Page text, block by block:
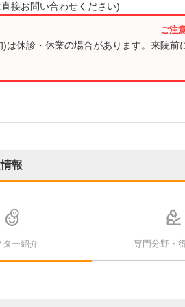
直接お問い合わせください)
)は休診・休業の場合があります。来院前
報
ター紹介 専門分野・